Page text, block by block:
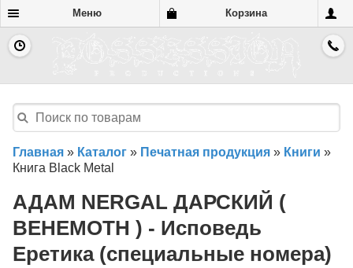
Меню Корзина
Главная » Каталог » Печатная продукция » Книги »
Книга Black Metal
АДАМ NERGAL ДАРСКИЙ (
BEHEMOTH ) - Исповедь
Еретика (специальные номера)